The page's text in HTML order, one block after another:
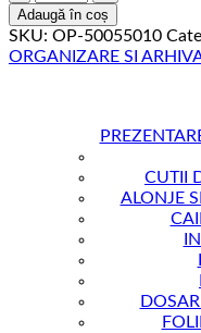
Biblioraft
A4,
plastifiat
Optima
Premium
Adaugă în coș
SKU: OP-50055010
ORGANIZARE SI
CUTII
ALONJE